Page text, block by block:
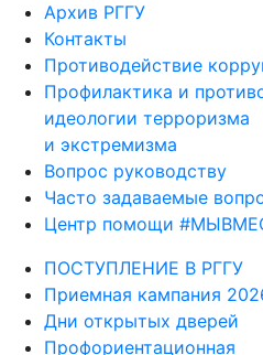
Архив РГГУ
Контакты
Противодействие
Профилактика и
идеологии терроризма
и экстремизма
Вопрос руководству
Часто задаваемые
Центр помощи
ПОСТУПЛЕНИЕ В РГГУ
Приемная кампания
Дни открытых дверей
Профориентационная